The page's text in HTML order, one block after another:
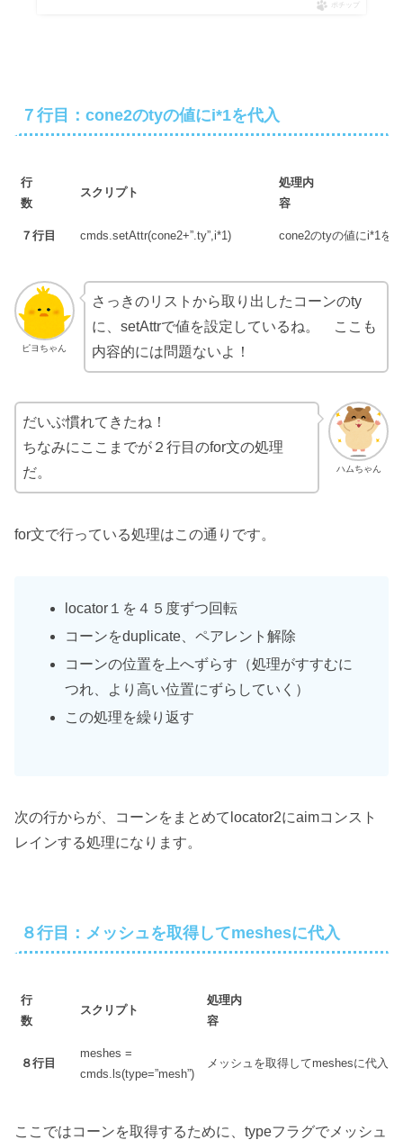
ポチップ
７行目：cone2のtyの値にi*1を代入
行
数
スクリプト
処理内
容
７行目 cmds.setAttr(cone2+”.ty”,i*1) cone2のtyの値にi*1を
ピヨちゃん
さっきのリストから取り出したコーンのty
に、setAttrで値を設定しているね。 ここも
内容的には問題ないよ！
ハムちゃん
だいぶ慣れてきたね！
ちなみにここまでが２行目のfor文の処理
だ。
for文で行っている処理はこの通りです。
locator１を４５度ずつ回転
コーンをduplicate、ペアレント解除
コーンの位置を上へずらす（処理がすすむに
つれ、より高い位置にずらしていく）
この処理を繰り返す
次の行からが、コーンをまとめてlocator2にaimコンスト
レインする処理になります。
８行目：メッシュを取得してmeshesに代入
行
数
スクリプト
処理内
容
８行目
meshes =
cmds.ls(type=”mesh”)
メッシュを取得してmeshesに代入
ここではコーンを取得するために、typeフラグでメッシュ